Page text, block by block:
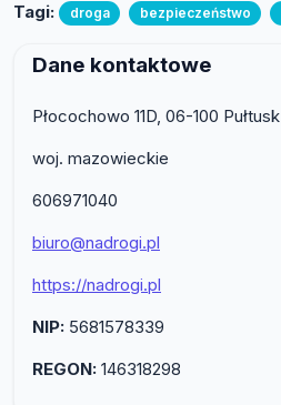
Tagi: droga bezpieczeństwo
Dane kontaktowe
Płocochowo 11D, 06-100 Pułtusk
woj. mazowieckie
606971040
biuro@nadrogi.pl
https://nadrogi.pl
NIP: 5681578339
REGON: 146318298